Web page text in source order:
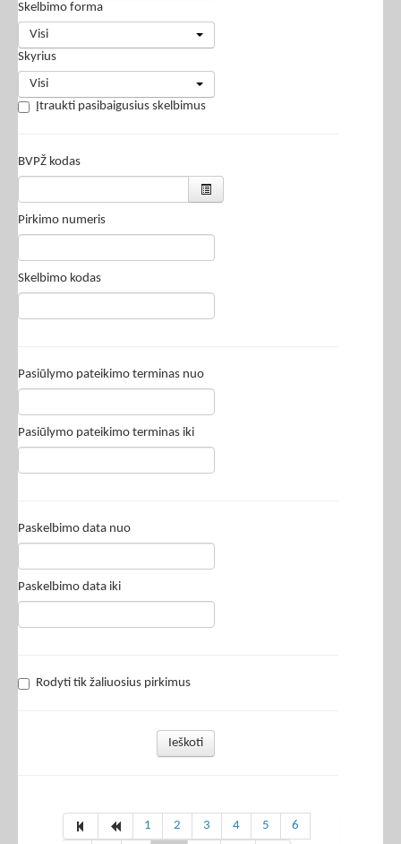
Skelbimo forma
Visi
Skyrius
Visi
Įtraukti pasibaigusius skelbimus
BVPŽ kodas
Pirkimo numeris
Skelbimo kodas
Pasiūlymo pateikimo terminas nuo
Pasiūlymo pateikimo terminas iki
Paskelbimo data nuo
Paskelbimo data iki
Rodyti tik žaliuosius pirkimus
Ieškoti
1 2 3 4 5 6